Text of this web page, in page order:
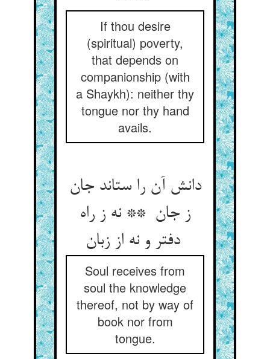
If thou desire
(spiritual) poverty,
that depends on
companionship (with
a Shaykh): neither thy
tongue nor thy hand
avails.
دانش آن را ستاند جان
ز جان ** نه ز راه
دفتر و نه از زبان
Soul receives from
soul the knowledge
thereof, not by way of
book nor from
tongue.